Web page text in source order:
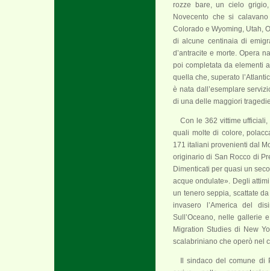
rozze bare, un cielo
Novecento che si
Colorado e Wyoming, Utah,
di alcune centinaia di
d’antracite e morte. Opera
poi completata da elementi
quella che, superato
è nata dall’esemplare
di una delle maggiori
Con le 362 vittime
quali molte di colore,
171 italiani provenienti dal
originario di San Rocco di
Dimenticati per quasi un
acque ondulate». Degli
un tenero seppia, scattate
invasero l’America del
Sull’Oceano, nelle gallerie
Migration Studies di New
scalabriniano che operò nel
Il sindaco del comune di